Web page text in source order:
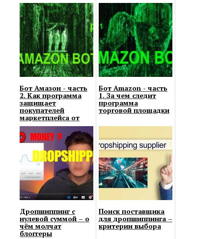
Бот Амазон - часть
2. Как программа
защищает
покупателей
маркетплейса от
манипуляций
продавцов
Бот Amazon - часть
1. За чем следит
программа
торговой площадки
Дропшиппинг с
нулевой суммой – о
чём молчат
блоггеры
Поиск поставщика
для дропшиппинга –
критерии выбора